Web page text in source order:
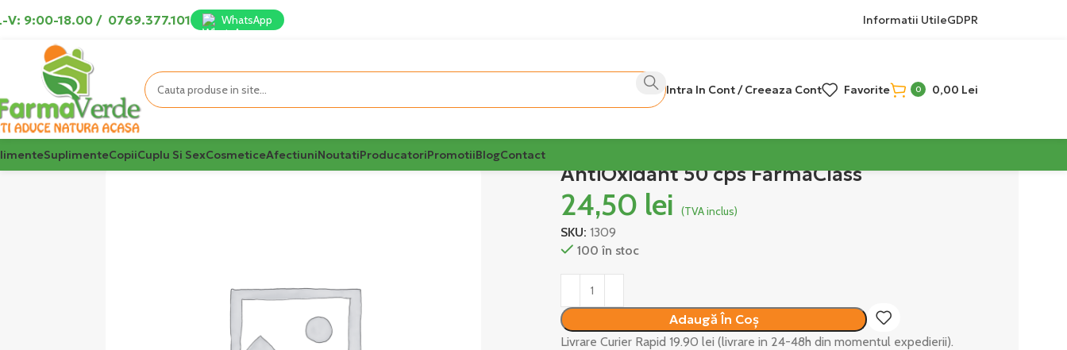
V: 9:00-18.00 / 0769.377.101 WhatsApp Informatii UtileGDPR
Intra In Cont / Creeaza Cont Favorite 0 0,00 Lei
SuplimenteCopiiCuplu Si SexCosmeticeAfectiuniNoutatiProducatoriPromotiiBlogContact
AntiOxidant 50 cps FarmaClass
24,50 lei (TVA inclus)
SKU: 1309
100 în stoc
Adaugă În Coș
Alternative:
Livrare Curier Rapid 19.90 lei (livrare in 24-48h din momentul expedierii).